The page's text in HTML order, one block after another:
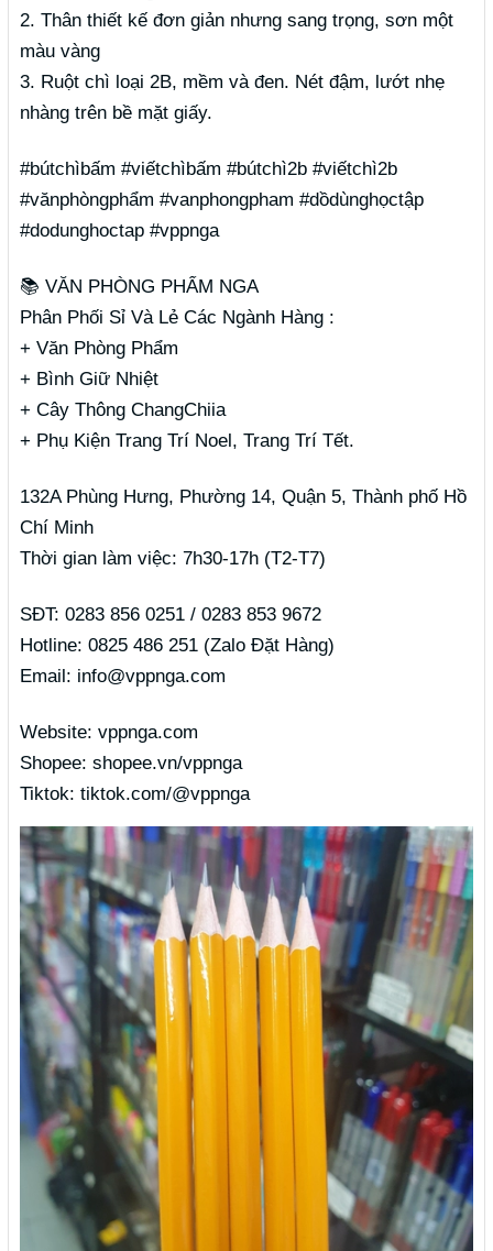
2. Thân thiết kế đơn giản nhưng sang trọng, sơn một
màu vàng
3. Ruột chì loại 2B, mềm và đen. Nét đậm, lướt nhẹ
nhàng trên bề mặt giấy.
#bútchìbấm #viếtchìbấm #bútchì2b #viếtchì2b
#vănphòngphẩm #vanphongpham #dồdùnghọctập
#dodunghoctap #vppnga
📚 VĂN PHÒNG PHẨM NGA
Phân Phối Sỉ Và Lẻ Các Ngành Hàng :
+ Văn Phòng Phẩm
+ Bình Giữ Nhiệt
+ Cây Thông ChangChiia
+ Phụ Kiện Trang Trí Noel, Trang Trí Tết.
132A Phùng Hưng, Phường 14, Quận 5, Thành phố Hồ
Chí Minh
Thời gian làm việc: 7h30-17h (T2-T7)
SĐT: 0283 856 0251 / 0283 853 9672
Hotline: 0825 486 251 (Zalo Đặt Hàng)
Email: info@vppnga.com
Website: vppnga.com
Shopee: shopee.vn/vppnga
Tiktok: tiktok.com/@vppnga